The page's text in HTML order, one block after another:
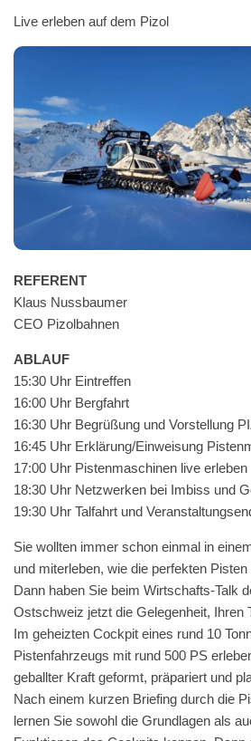
Live erleben auf dem Pizol
REFERENT
Klaus Nuss­baumer
CEO Pizolbahnen
ABLAUF
15:30 Uhr Eintreffen
16:00 Uhr Bergfahrt
16:30 Uhr Begrüßung und Vorstel­lung
16:45 Uhr Erklärung/Einweisung
17:00 Uhr Pis­ten­maschi­nen live erleben
18:30 Uhr Net­zw­erken bei Imbiss und
19:30 Uhr Tal­fahrt und
Sie woll­ten immer schon ein­mal in
und miter­leben, wie die per­fek­ten
Dann haben Sie beim Wirtschafts-Talk
Ostschweiz jet­zt die Gele­gen­heit, Ihren
Im geheizten Cock­pit eines rund 10
Pis­ten­fahrzeugs mit rund 500 PS
geball­ter Kraft geformt, prä­pari­ert und
Nach einem kurzen Brief­ing durch die
ler­nen Sie sowohl die Grund­la­gen als